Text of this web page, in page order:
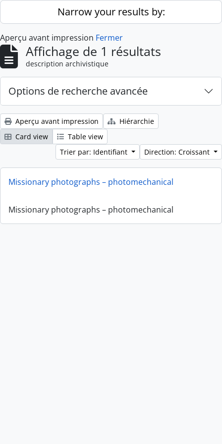
Skip to main contentNarrow your results by:
Aperçu avant impression Fermer
Affichage de 1 résultats
description archivistique
Options de recherche avancée
Aperçu avant impression
Hiérarchie
Card view
Table view
Trier par: Identifiant
Direction: Croissant
Missionary photographs – photomechanical
Missionary photographs – photomechanical